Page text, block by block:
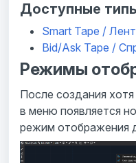
Доступные
Smart Tape /
Bid/Ask Tape /
Режимы
После создания
в меню появляется
режим отображения